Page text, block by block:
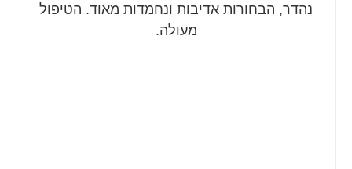
נהדר, הבחורות אדיבות ונחמדות מאוד. הטיפול
מעולה.